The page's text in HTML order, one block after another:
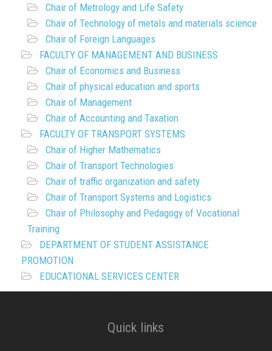
Chair of Metrology and Life Safety
Chair of Technology of metals and materials science
Chair of Foreign Languages
FACULTY OF MANAGEMENT AND BUSINESS
Chair of Economics and Business
Chair of physical education and sports
Chair of Management
Chair of Accounting and Taxation
FACULTY OF TRANSPORT SYSTEMS
Chair of Higher Mathematics
Chair of Transport Technologies
Chair of traffic organization and safety
Chair of Transport Systems and Logistics
Chair of Philosophy and Pedagogy of Vocational
Training
DEPARTMENT OF STUDENT ASSISTANCE
PROMOTION
EDUCATIONAL SERVICES CENTER
Quick links